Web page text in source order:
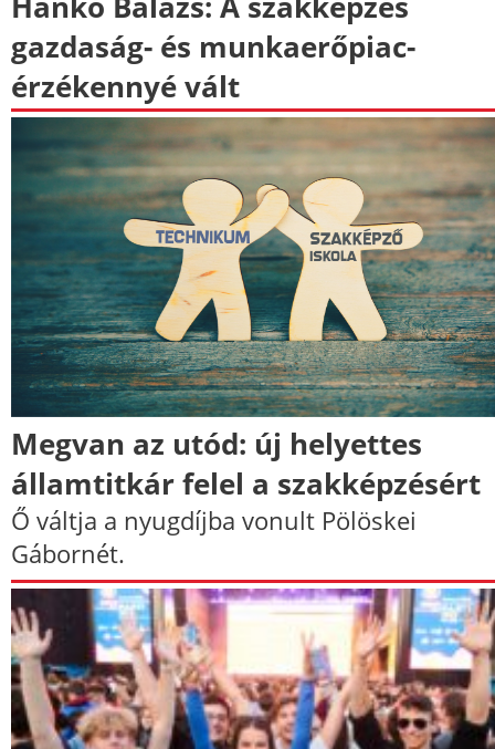
gazdaság- és munkaerőpiac-
érzékennyé vált
Megvan az utód: új helyettes
államtitkár felel a szakképzésért
Ő váltja a nyugdíjba vonult Pölöskei
Gábornét.